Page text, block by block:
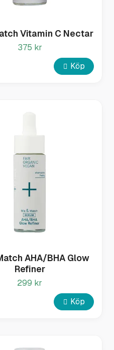
Vitamin C Nectar
375 kr
Köp
AHA/BHA Glow
Refiner
299 kr
Köp